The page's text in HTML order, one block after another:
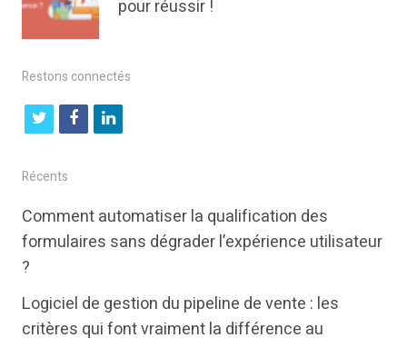
pour réussir !
Restons connectés
t
i
t
r
f
b
k
l
k
e
n
Récents
Comment automatiser la qualification des
formulaires sans dégrader l’expérience utilisateur
?
Logiciel de gestion du pipeline de vente : les
critères qui font vraiment la différence au